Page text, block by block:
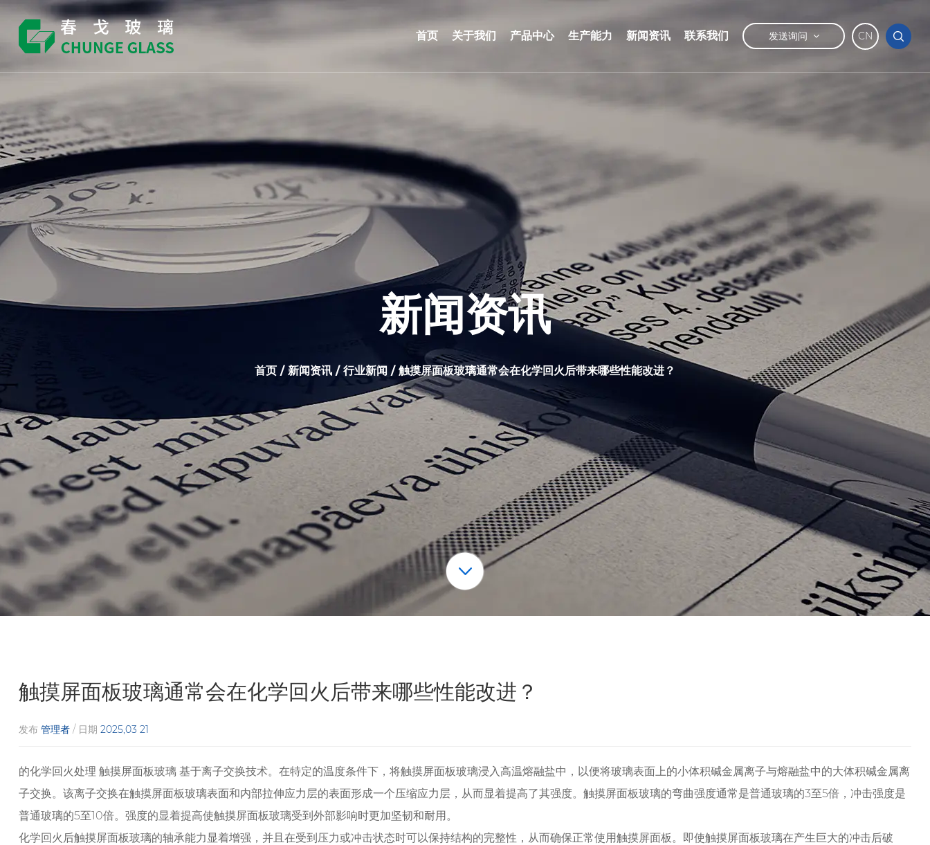
首页 关于我们 产品中心 生产能力 新闻资讯 联系我们 发送询问 CN
新闻资讯
首页 / 新闻资讯 / 行业新闻 / 触摸屏面板玻璃通常会在化学回火后带来哪些性能改进？
触摸屏面板玻璃通常会在化学回火后带来哪些性能改进？
发布 管理者 / 日期 2025,03 21
的化学回火处理 触摸屏面板玻璃 基于离子交换技术。在特定的温度条件下，将触摸屏面板玻璃浸入高温熔融盐中，以便将玻璃表面上的小体积碱金属离子与熔融盐中的大体积碱金属离
子交换。该离子交换在触摸屏面板玻璃表面和内部拉伸应力层的表面形成一个压缩应力层，从而显着提高了其强度。触摸屏面板玻璃的弯曲强度通常是普通玻璃的3至5倍，冲击强度是
普通玻璃的5至10倍。强度的显着提高使触摸屏面板玻璃受到外部影响时更加坚韧和耐用。
化学回火后触摸屏面板玻璃的轴承能力显着增强，并且在受到压力或冲击状态时可以保持结构的完整性，从而确保正常使用触摸屏面板。即使触摸屏面板玻璃在产生巨大的冲击后破